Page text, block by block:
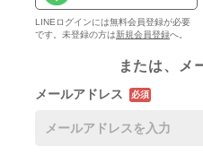
LINEログインには無料会員登録が必要
です。未登録の方は新規会員登録へ。
または、メ
メールアドレス 必須